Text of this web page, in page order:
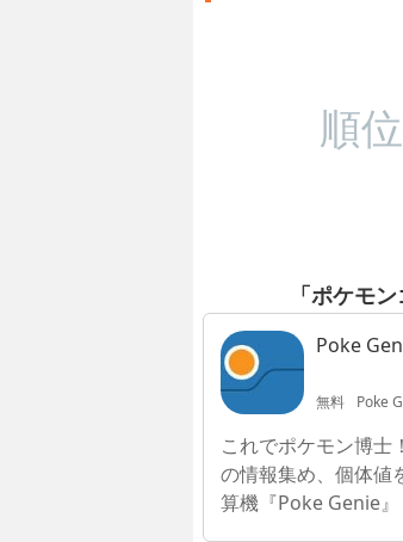
順
「ポケモ
Poke
無料 Poke
これでポケモン博士
の情報集め、個体値
算機『Poke Genie』